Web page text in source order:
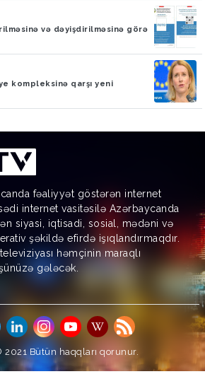
və dəyişdirilməsinə görə
kompleksinə qarşı yeni
fəaliyyət göstərən internet
internet vasitəsilə Azərbaycanda
siyasi, iqtisadi, sosial, mədəni və
şəkildə efirdə işıqlandırmaqdır.
həmçinin maraqlı
gələcək.
2021Bütün haqqları qorunur.